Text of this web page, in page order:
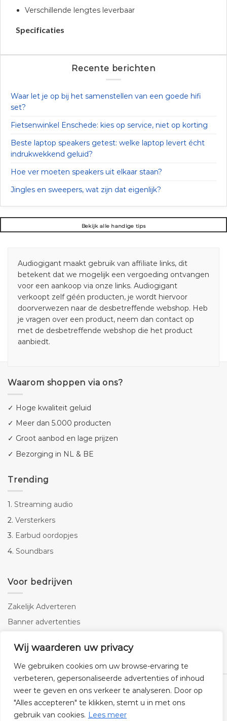
Wij waarderen uw privacy
We gebruiken cookies om uw browse-ervaring te
verbeteren, gepersonaliseerde advertenties of inhoud
weer te geven en ons verkeer te analyseren. Door op
"Alles accepteren" te klikken, stemt u in met ons
gebruik van cookies. Lees meer
Verschillende lengtes leverbaar
Specificaties
Recente berichten
Waar let je op bij het samenstellen van een goede hifi
set?
Fietsenwinkel Enschede: kies op service, niet op korting
Beste laptop speakers getest: welke laptop levert écht
indrukwekkend geluid?
Hoe ver moeten speakers uit elkaar staan?
Jingles en sweepers, wat zijn dat eigenlijk?
Bekijk alle handige tips
Audiogigant maakt gebruik van affiliate links, dit
betekent dat we mogelijk een vergoeding ontvangen
voor een aankoop via onze links. Audiogigant
verkoopt zelf géén producten, je wordt hiervoor
doorverwezen naar de desbetreffende webshop. Heb
je vragen over een product, neem dan contact op
met de desbetreffende webshop die het product
aanbiedt.
Waarom shoppen via ons?
✓ Hoge kwaliteit geluid
✓ Meer dan 5.000 producten
✓ Groot aanbod en lage prijzen
✓ Bezorging in NL & BE
Trending
1. Streaming audio
2. Versterkers
3. Earbud oordopjes
4. Soundbars
Voor bedrijven
Zakelijk Adverteren
Banner advertenties
SEO copywriting